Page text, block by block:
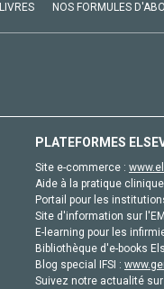
LIVRES NOS FORMULES
PLATEFORMES
Site e-commerce :
Aide à la pratique
Portail pour les
Site d'information sur
E-learning pour les
Bibliothèque d'e-books
Blog special IFSI :
Suivez notre actualité